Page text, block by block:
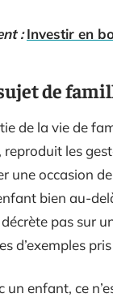
: Investir en
de
de la vie de
reproduit les
une occasion
bien au-
pas sur
d’exemples
un enfant, ce